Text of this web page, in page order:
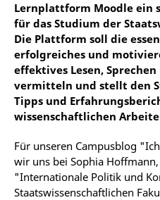
Lernplattform Moodle ein
für das Studium der
Die Plattform soll die
erfolgreiches und
effektives Lesen,
vermitteln und stellt den
Tipps und
wissenschaftlichen
Für unseren Campusblog
wir uns bei Sophia
"Internationale Politik und
Staatswissenschaftlichen